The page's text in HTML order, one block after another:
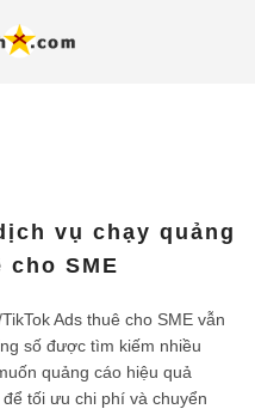
AI
vụ chạy quảng
SME
Ads thuê cho SME vẫn
số được tìm kiếm nhiều
quảng cáo hiệu quả
tối ưu chi phí và chuyển